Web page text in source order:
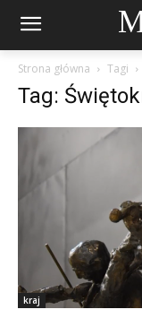
Strona główna Tagi
Tag:
kraj